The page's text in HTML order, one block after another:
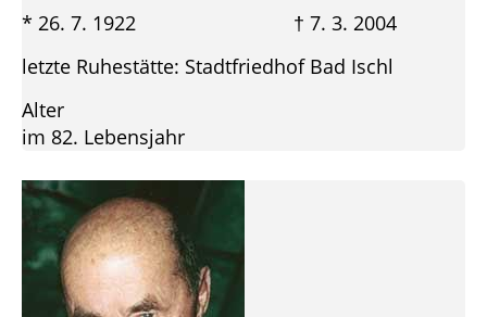
* 26. 7. 1922 † 7. 3. 2004
letzte Ruhestätte: Stadtfriedhof Bad Ischl
Alter
im 82. Lebensjahr